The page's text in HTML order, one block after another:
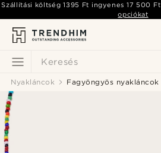
Keresés
Szállítási költség1395 Ft ingyenes 17 500 Ft
opciókat
Nyakláncok Fagyöngyös nyakláncok